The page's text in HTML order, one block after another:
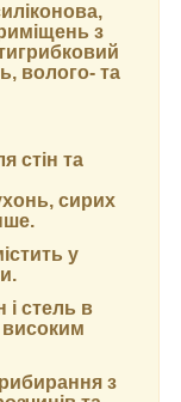
з
волого- та
стін та
сирих
у
і стель в
високим
з